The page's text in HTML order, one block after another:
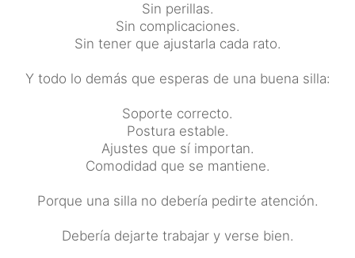
Sin perillas.
Sin complicaciones.
Sin tener que ajustarla cada rato.
Y todo lo demás que esperas de una buena silla:
Soporte correcto.
Postura estable.
Ajustes que sí importan.
Comodidad que se mantiene.
Porque una silla no debería pedirte atención.
Debería dejarte trabajar y verse bien.